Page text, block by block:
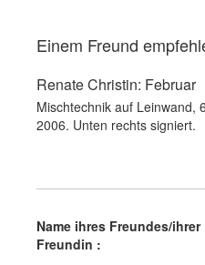
Einem Freund
Renate Christin: Februar
Mischtechnik auf Leinwand,
2006. Unten rechts signiert.
Name ihres Freundes/ihrer
Freundin :